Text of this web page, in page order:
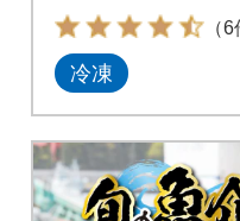
（6
冷凍